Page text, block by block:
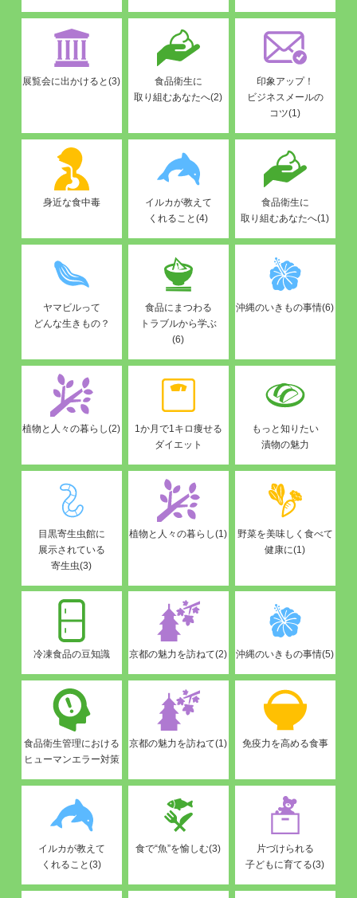
展覧会に出かけると(3)
食品衛生に
取り組むあなたへ(2)
印象アップ！
ビジネスメールの
コツ(1)
身近な食中毒
イルカが教えて
くれること(4)
食品衛生に
取り組むあなたへ(1)
ヤマビルって
どんな生きもの？
食品にまつわる
トラブルから学ぶ
(6)
沖縄のいきもの事情(6)
植物と人々の暮らし(2)
1か月で1キロ痩せる
ダイエット
もっと知りたい
漬物の魅力
目黒寄生虫館に
展示されている
寄生虫(3)
植物と人々の暮らし(1)
野菜を美味しく食べて
健康に(1)
冷凍食品の豆知識 京都の魅力を訪ねて(2) 沖縄のいきもの事情(5)
食品衛生管理における
ヒューマンエラー対策
京都の魅力を訪ねて(1) 免疫力を高める食事
イルカが教えて
くれること(3)
食で“魚”を愉しむ(3)
片づけられる
子どもに育てる(3)